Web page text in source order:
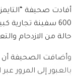
أفادت صحيفة
600 سفينة
حالة من الازدحام
وأضافت الصحيفة أن
بالعبور إلى المرور